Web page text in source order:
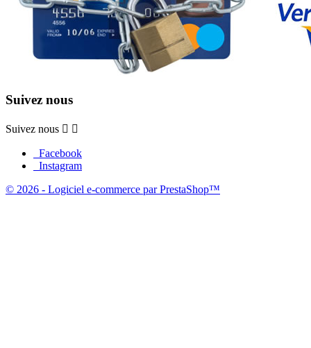
Suivez nous
Suivez nous  
Facebook
Instagram
© 2026 - Logiciel e-commerce par PrestaShop™